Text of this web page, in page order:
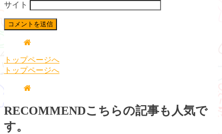
サイト
トップページへ
トップページへ
RECOMMENDこちらの記事も人気で
す。